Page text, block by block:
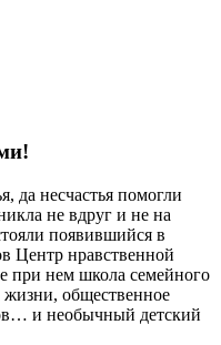
да несчастья помогли
не вдруг и не на
появившийся в
Центр нравственной
при нем школа семейного
жизни, общественное
и необычный детский